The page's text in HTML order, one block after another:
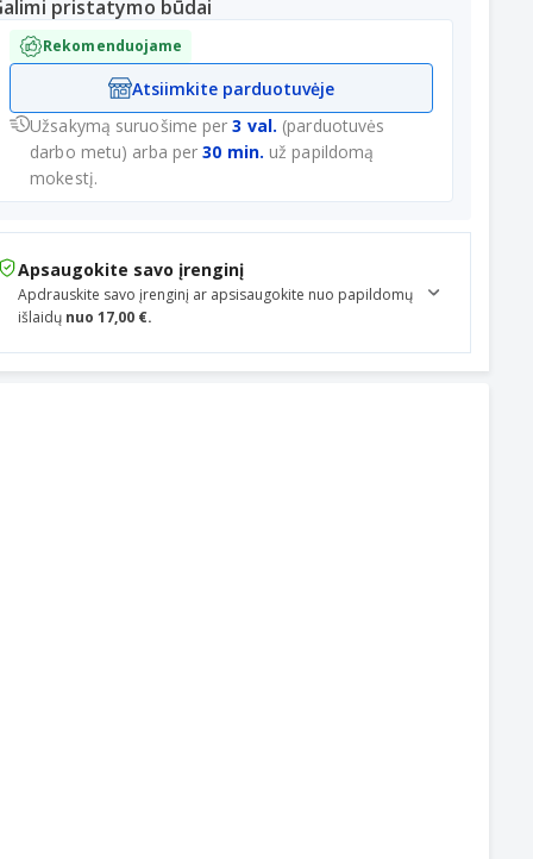
pristatymo būdai
Rekomenduojame
Atsiimkite parduotuvėje
Užsakymą suruošime per3 val. (parduotuvės
darbo metu) arba per30 min. už papildomą
mokestį.
Apsaugokite savo įrenginį
Apdrauskite savo įrenginį ar apsisaugokite nuo papildomų
išlaidų nuo 17,00 €.